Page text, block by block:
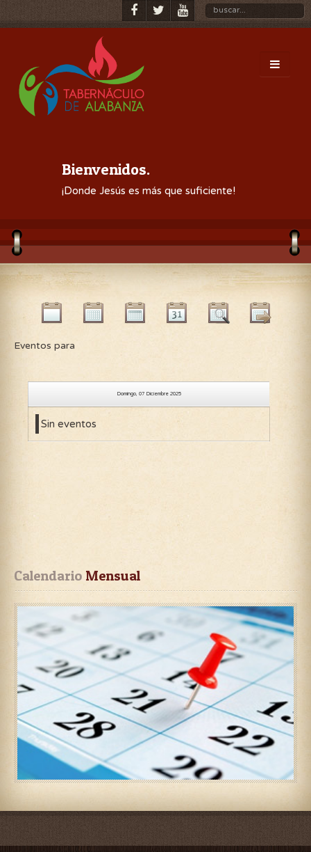
Bienvenidos.
¡Donde Jesús es más que suficiente!
Eventos para
Domingo, 07 Diciembre 2025
Sin eventos
Calendario Mensual